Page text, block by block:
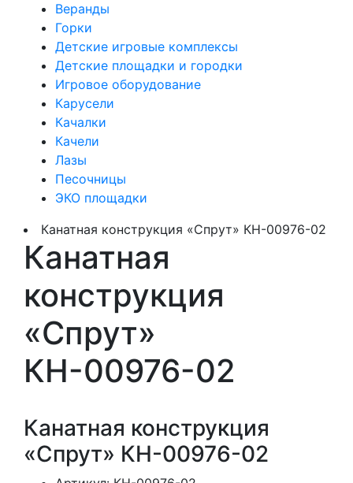
Веранды
Горки
Детские игровые комплексы
Детские площадки и городки
Игровое оборудование
Карусели
Качалки
Качели
Лазы
Песочницы
ЭКО площадки
Канатная конструкция «Спрут» КН-00976-02
Канатная
конструкция
«Спрут»
КН-00976-02
Канатная конструкция
«Спрут» КН-00976-02